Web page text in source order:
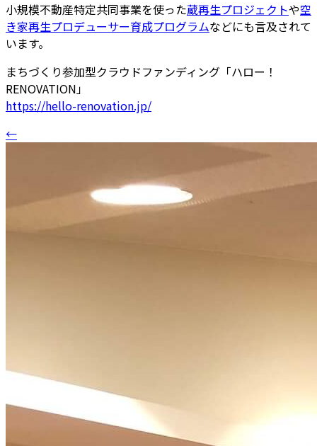
小規模不動産特定共同事業を使った蔵再生プロジェクトや空
き家再生プロデューサー育成プログラムなどにも言及されて
います。
まちづくり参加型クラウドファンディング「ハロー！
RENOVATION」
https://hello-renovation.jp/
←